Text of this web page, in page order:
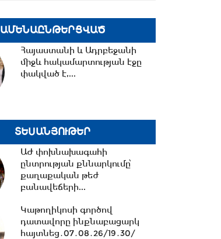
12:33 -Իրանի
հետախուզությունը հայտնել է
«Մոսադ»-ի հետ կապ
ունեցող...
12:15 -Նիկոլ Փաշինյանը
տնտեսական միությունը
չպետք է դիտարկվի որպես...
հեծանվային զբոսանքով՝ Իսիկ
Կուլ լճի ափերին․...
ԱՄԵՆԱԸՆԹԵՐՑՎԱԾ
Հայաստանի և Ադրբեջանի
միջև հակամարտության էջը
փակված է,...
ՏԵՍԱՆՅՈՒԹԵՐ
ԱԺ փոխնախագահի
ընտրության քննարկումը՝
քաղաքական թեժ
բանավեճերի...
Կաթողիկոսի գործով
դատավորը ինքնաբացարկ
հայտնեց․07․08․26/19․30/